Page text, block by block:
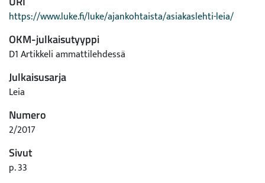
https://www.luke.fi/luke/ajankohtaista/asiakaslehti-leia/
OKM-julkaisutyyppi
D1 Artikkeli ammattilehdessä
Julkaisusarja
Leia
Numero
2/2017
Sivut
p. 33